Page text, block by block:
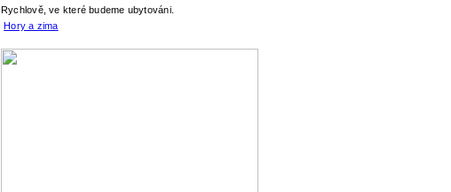
Rychlově, ve které budeme ubytováni.
Hory a zima